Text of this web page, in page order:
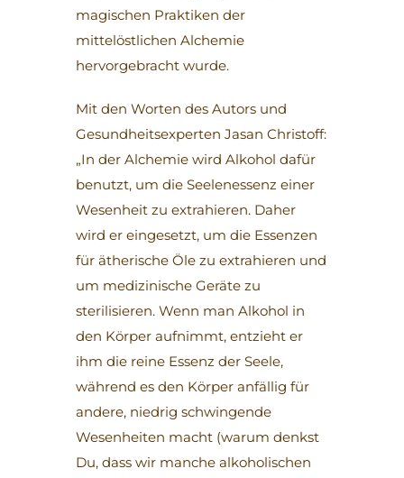
magischen Praktiken der
mittelöstlichen Alchemie
hervorgebracht wurde.
Mit den Worten des Autors und
Gesundheitsexperten Jasan Christoff:
„In der Alchemie wird Alkohol dafür
benutzt, um die Seelenessenz einer
Wesenheit zu extrahieren. Daher
wird er eingesetzt, um die Essenzen
für ätherische Öle zu extrahieren und
um medizinische Geräte zu
sterilisieren. Wenn man Alkohol in
den Körper aufnimmt, entzieht er
ihm die reine Essenz der Seele,
während es den Körper anfällig für
andere, niedrig schwingende
Wesenheiten macht (warum denkst
Du, dass wir manche alkoholischen